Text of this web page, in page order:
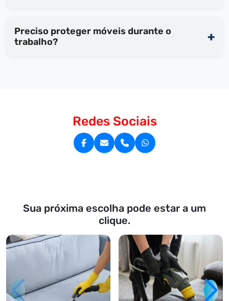
Preciso proteger móveis durante o
trabalho?
Redes Sociais
Sua próxima escolha pode estar a um
clique.